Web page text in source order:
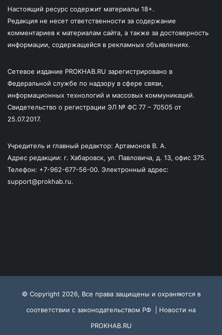
Настоящий ресурс содержит материалы 18+.
Редакция не несет ответственности за содержание
комментариев к материалам сайта, а также за достоверность
информации, содержащейся в рекламных объявлениях.
Сетевое издание PROKHAB.RU зарегистрировано в
Федеральной службе по надзору в сфере связи,
информационных технологий и массовых коммуникаций.
Свидетельство о регистрации ЭЛ № ФС 77 – 70505 от
25.07.2017.
Учредитель и главный редактор: Артамонов В. А.
Адрес редакции: г. Хабаровск, ул. Павловича, д. 13, офис 375.
Телефон: +7-962-677-56-00. Электронный адрес:
support@prokhab.ru.
© Copyright 2026, Все права защищены и охраняются в
соответствии с законодательством РФ | Новости на
PROKHAB.RU